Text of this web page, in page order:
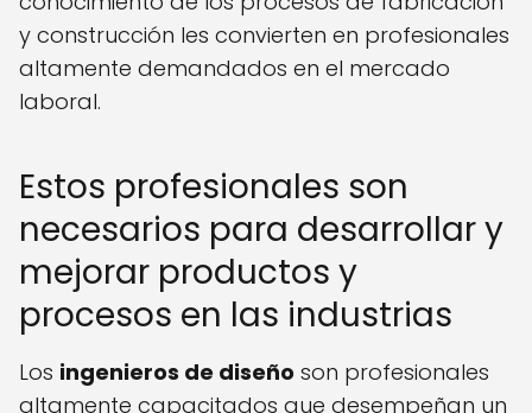
y construcción les convierten en profesionales
altamente demandados en el mercado
laboral.
Estos profesionales son
necesarios para desarrollar y
mejorar productos y
procesos en las industrias
Los ingenieros de diseño son profesionales
altamente capacitados que desempeñan un